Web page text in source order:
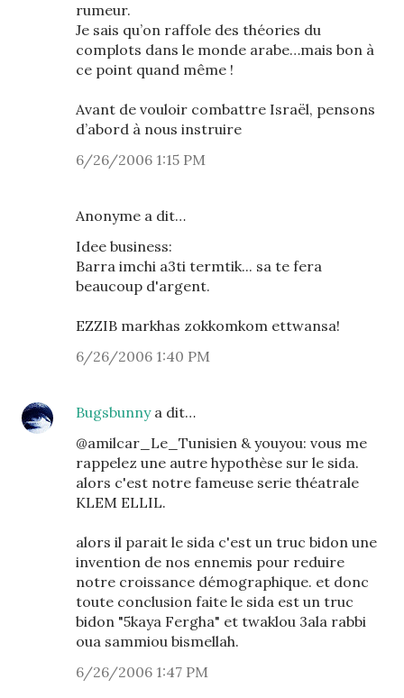
rumeur.
Je sais qu’on raffole des théories du
complots dans le monde arabe…mais bon à
ce point quand même !
Avant de vouloir combattre Israël, pensons
d’abord à nous instruire
6/26/2006 1:15 PM
Anonyme a dit…
Idee business:
Barra imchi a3ti termtik... sa te fera
beaucoup d'argent.
EZZIB markhas zokkomkom ettwansa!
6/26/2006 1:40 PM
Bugsbunnya dit…
@amilcar_Le_Tunisien & youyou: vous me
rappelez une autre hypothèse sur le sida.
alors c'est notre fameuse serie théatrale
KLEM ELLIL.
alors il parait le sida c'est un truc bidon une
invention de nos ennemis pour reduire
notre croissance démographique. et donc
toute conclusion faite le sida est un truc
bidon "5kaya Fergha" et twaklou 3ala rabbi
oua sammiou bismellah.
6/26/2006 1:47 PM